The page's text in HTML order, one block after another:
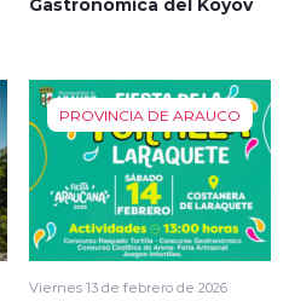
PROVINCIA DE ARAUCO
Viernes 13 de febrero de 2026